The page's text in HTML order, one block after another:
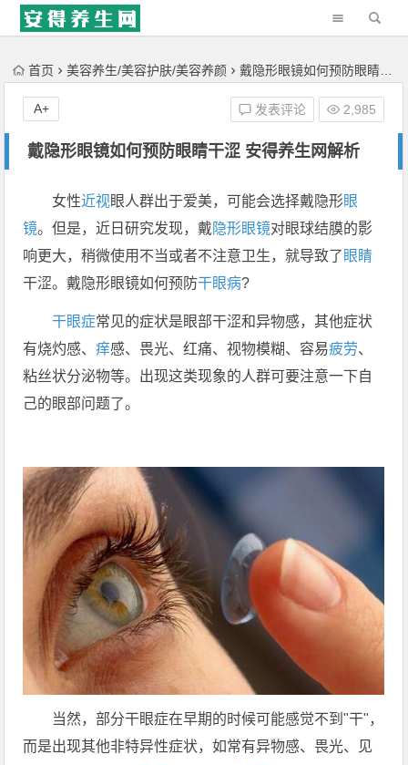
'); })();
首页 美容养生/美容护肤/美容养颜 戴隐形眼镜如何预防眼睛干涩 安得养生网解析
戴隐形眼镜如何预防眼睛干涩 安得养生网解析
发表评论 2,985
A+
女性近视眼人群出于爱美，可能会选择戴隐形眼
镜。但是，近日研究发现，戴 隐形眼镜对眼球结膜的影
响更大，稍微使用不当或者不注意卫生，就导致了 眼睛
干涩。戴隐形眼镜如何预防干眼病?
干眼症常见的症状是眼部干涩和异物感，其他症状
有烧灼感、痒感、畏光、红痛、视物模糊、容易疲劳、
粘丝状分泌物等。出现这类现象的人群可要注意一下自
己的眼部问题了。
当然，部分干眼症在早期的时候可能感觉不到"干"，
而是出现其他非特异性症状，如常有异物感、畏光、见